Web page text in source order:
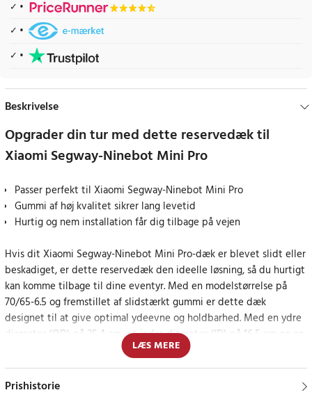
Beskrivelse
Opgrader din tur med dette reservedæk til
Xiaomi Segway-Ninebot Mini Pro
Passer perfekt til Xiaomi Segway-Ninebot Mini Pro
Gummi af høj kvalitet sikrer lang levetid
Hurtig og nem installation får dig tilbage på vejen
Hvis dit Xiaomi Segway-Ninebot Mini Pro-dæk er blevet slidt eller
beskadiget, er dette reservedæk den ideelle løsning, så du hurtigt
kan komme tilbage til dine eventyr. Med en modelstørrelse på
70/65-6.5 og fremstillet af slidstærkt gummi er dette dæk
designet til at give optimal ydeevne og holdbarhed. Med en ydre
diameter (OD) på 25,4 cm, en indre diameter (ID) på 16,5 cm og en
bredde på 7,62 cm garanterer dette dæk en perfekt pasform og
nem montering, så du kan genoptage dine rejser med fornyet
sikkerhed og komfort.
LÆS MERE
Prishistorie